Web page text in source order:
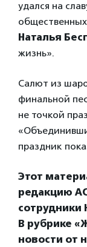
удался на
Наталья
жизнь».
Салют из
финальной
не точкой
праздник
Этот
редакцию
сотрудники
В рубрике
новости от